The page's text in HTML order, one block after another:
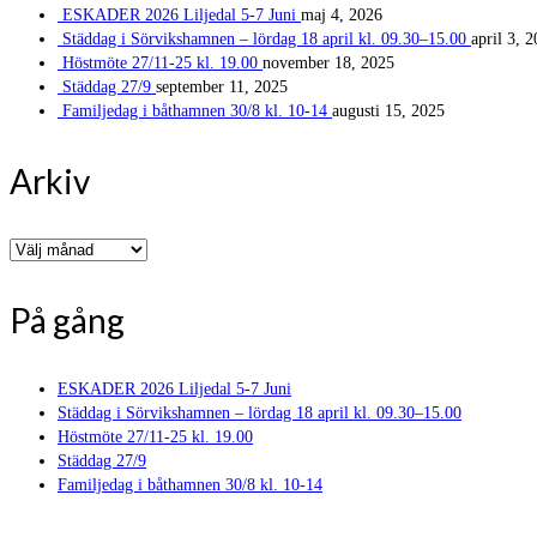
ESKADER 2026 Liljedal 5-7 Juni maj 4, 2026
Städdag i Sörvikshamnen – lördag 18 april kl. 09.30–15.00 april 3,
Höstmöte 27/11-25 kl. 19.00 november 18, 2025
Städdag 27/9 september 11, 2025
Familjedag i båthamnen 30/8 kl. 10-14 augusti 15, 2025
Arkiv
Arkiv
På gång
ESKADER 2026 Liljedal 5-7 Juni
Städdag i Sörvikshamnen – lördag 18 april kl. 09.30–15.00
Höstmöte 27/11-25 kl. 19.00
Städdag 27/9
Familjedag i båthamnen 30/8 kl. 10-14